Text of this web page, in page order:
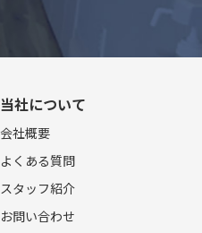
当社について
会社概要
よくある質問
スタッフ紹介
お問い合わせ